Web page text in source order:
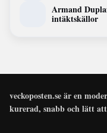
Armand
intäktskällor
veckoposten.se är en
kurerad, snabb och lätt